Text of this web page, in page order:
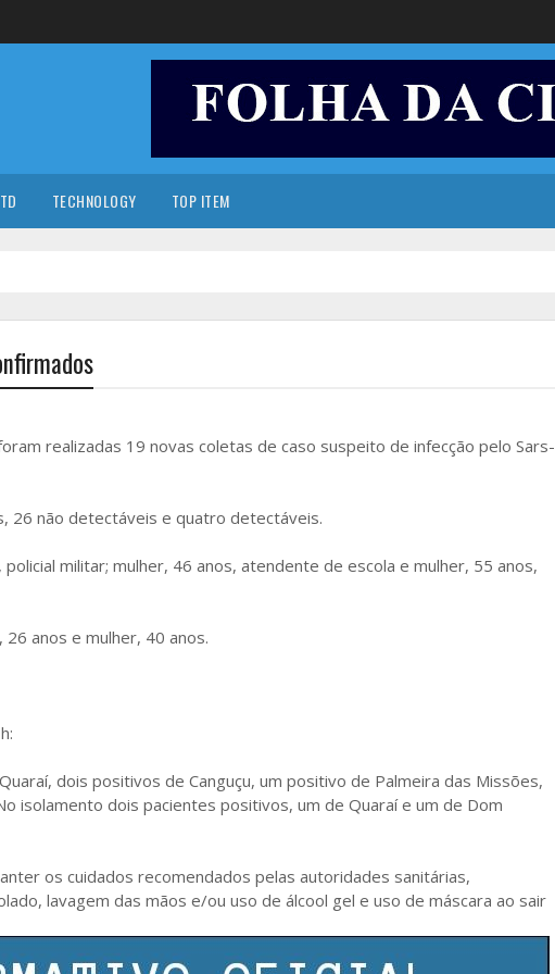
TECHNOLOGY TOP ITEM
realizadas 19 novas coletas de caso suspeito de infecção pelo Sars-
26 não detectáveis e quatro detectáveis.
militar; mulher, 46 anos, atendente de escola e mulher, 55 anos,
anos e mulher, 40 anos.
dois positivos de Canguçu, um positivo de Palmeira das Missões,
isolamento dois pacientes positivos, um de Quaraí e um de Dom
os cuidados recomendados pelas autoridades sanitárias,
lavagem das mãos e/ou uso de álcool gel e uso de máscara ao sair